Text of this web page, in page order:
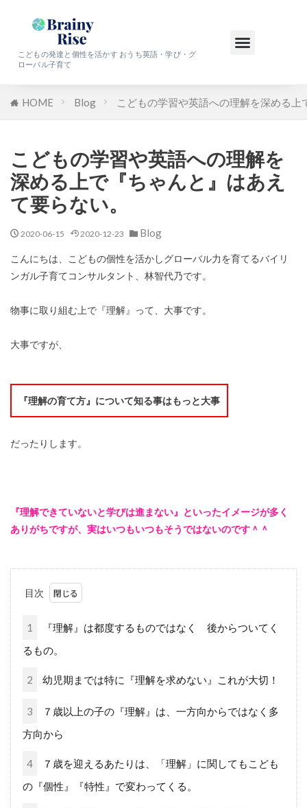
こどもの発達と個性を活かす おうち英語・学び・グ
ローバル子育て
HOME Blog こどもの学習や英語への理解を深める
こどもの学習や英語への理解を
深める上で『ちゃんと』はあえ
て要らない。
2020-06-15 2020-12-23 Blog
こんにちは、こどもの個性を活かしグローバル力を育てるバイリ
ンガル子育てコンサルタント、林智代乃です。
物事に取り組む上で『理解』って、大事です。
大事ですが、
『理解の育て方』について知る事はもっと大事
だったりします。
『理解できていないと学びは進まない』といったイメージが多く
ありがちですが、実はいつもいつもそうではないのです＾＾
目次
1
『理解』は都度するものではなく 後からついてく
るもの。
2 幼児期までは特に『理解を求めない』これが大切！
3
７歳以上の子の『理解』は、一方向からではなく多
方向から
4
７歳を迎えるあたりは、「理解」に関してもこども
の『個性』『特性』で変わってくる。